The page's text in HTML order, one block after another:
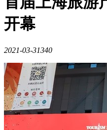
开幕
2021-03-31340